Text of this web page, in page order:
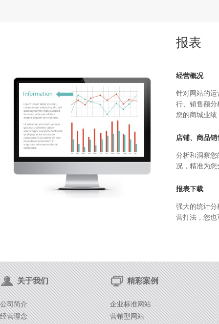
报表
经营概况
针对网站的
行、销售额
您的商城业
店铺、商品销
分析和洞察
况，精准为
报表下载
强大的统计
营打法，您
关于我们
公司简介
经营理念
精彩案例
企业标准网站
营销型网站